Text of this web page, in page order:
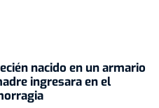
nacido en un armario
ingresara en el